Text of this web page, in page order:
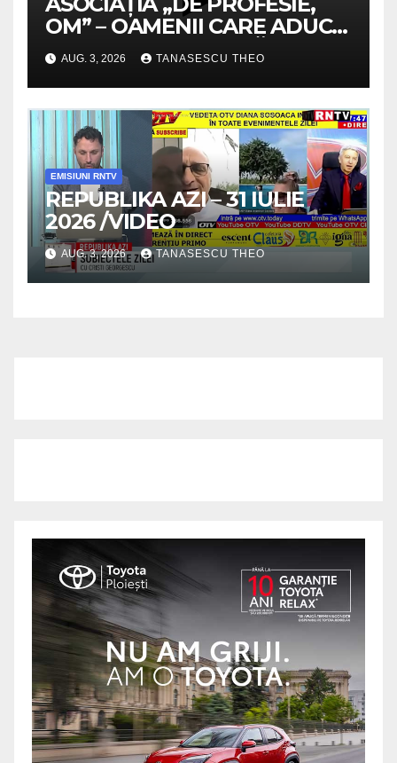
OM” – OAMENII CARE ADUC
VALOARE COMUNITĂȚII /
SECRETELE SUCCESULUI
/VIDEO
AUG. 3, 2026 TANASESCU THEO
EMISIUNI RNTV
REPUBLIKA AZI – 31 IULIE
2026 /VIDEO
AUG. 3, 2026 TANASESCU THEO